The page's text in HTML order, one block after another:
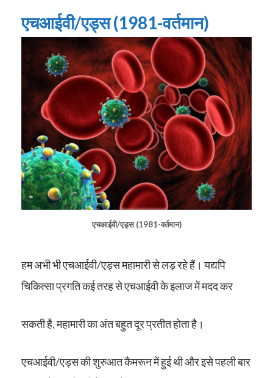
एचआईवी/एड्स (1981-वर्तमान)
एचआईवी/एड्स (1981-वर्तमान)
हम अभी भी एचआईवी/एड्स महामारी से लड़ रहे हैं। यद्यपि
चिकित्सा प्रगति कई तरह से एचआईवी के इलाज में मदद कर
सकती है, महामारी का अंत बहुत दूर प्रतीत होता है।
एचआईवी/एड्स की शुरुआत कैमरून में हुई थी और इसे पहली बार